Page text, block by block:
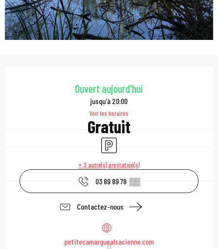
Ouverture et
Ouvert aujourd'hui
jusqu'à 20:00
Voir les horaires
Gratuit
Parking
+ 3 autre(s) prestation(s)
03 89 89 78 ▒▒
Contactez-nous
petitecamarguealsacienne.com